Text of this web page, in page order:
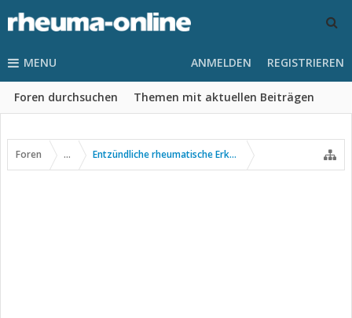
MENU
Foren durchsuchen Themen mit aktuellen Beiträgen
ANMELDEN REGISTRIEREN
Foren ... Entzündliche rheumatische Erkrankungen